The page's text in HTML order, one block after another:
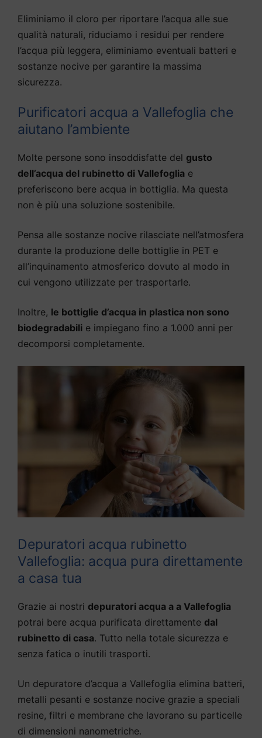
Eliminiamo il cloro per riportare l’acqua alle sue
qualità naturali, riduciamo i residui per rendere
l’acqua più leggera, eliminiamo eventuali batteri e
sostanze nocive per garantire la massima
sicurezza.
Purificatori acqua a Vallefoglia che
aiutano l’ambiente
Molte persone sono insoddisfatte del gusto
dell’acqua del rubinetto di Vallefoglia e
preferiscono bere acqua in bottiglia. Ma questa
non è più una soluzione sostenibile.
Pensa alle sostanze nocive rilasciate nell’atmosfera
durante la produzione delle bottiglie in PET e
all’inquinamento atmosferico dovuto al modo in
cui vengono utilizzate per trasportarle.
Inoltre, le bottiglie d’acqua in plastica non sono
biodegradabili e impiegano fino a 1.000 anni per
decomporsi completamente.
Depuratori acqua rubinetto
Vallefoglia: acqua pura direttamente
a casa tua
Grazie ai nostri depuratori acqua a a Vallefoglia
potrai bere acqua purificata direttamente dal
rubinetto di casa. Tutto nella totale sicurezza e
senza fatica o inutili trasporti.
Un depuratore d’acqua a Vallefoglia elimina batteri,
metalli pesanti e sostanze nocive grazie a speciali
resine, filtri e membrane che lavorano su particelle
di dimensioni nanometriche.